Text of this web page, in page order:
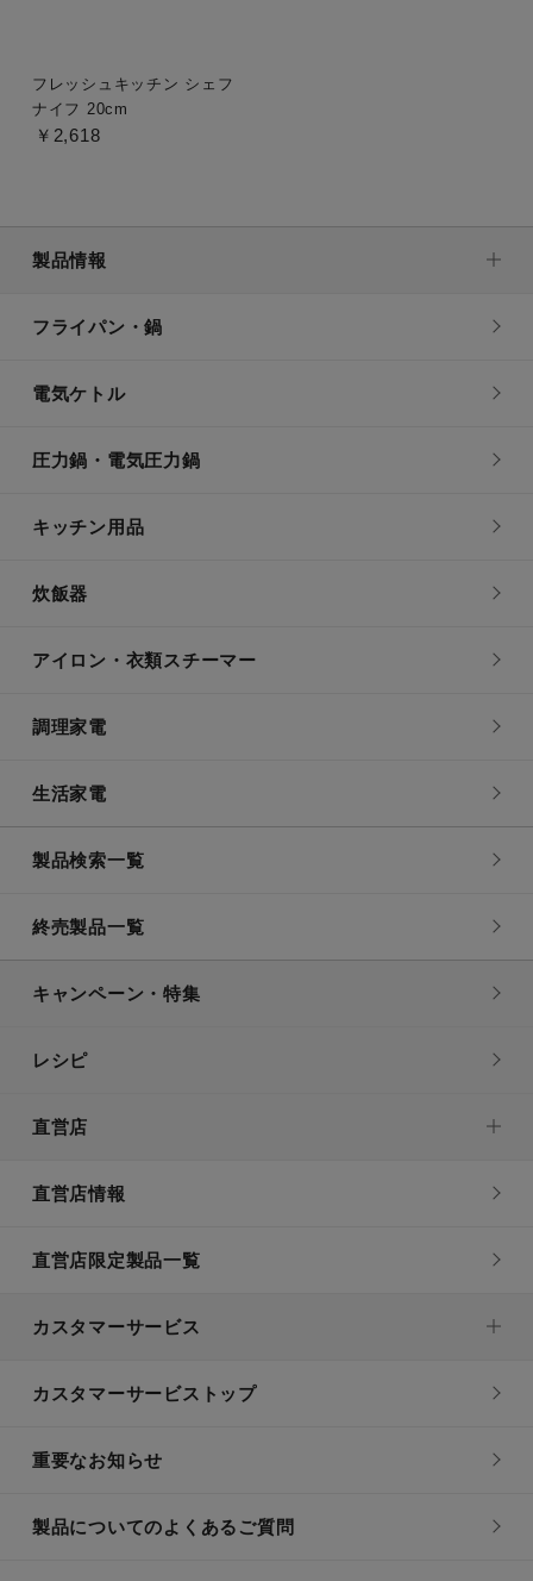
フレッシュキッチン シェフ
ナイフ 20cm
￥2,618
製品情報
フライパン・鍋
電気ケトル
圧力鍋・電気圧力鍋
キッチン用品
炊飯器
アイロン・衣類スチーマー
調理家電
生活家電
製品検索一覧
終売製品一覧
キャンペーン・特集
レシピ
直営店
直営店情報
直営店限定製品一覧
カスタマーサービス
カスタマーサービストップ
重要なお知らせ
製品についてのよくあるご質問